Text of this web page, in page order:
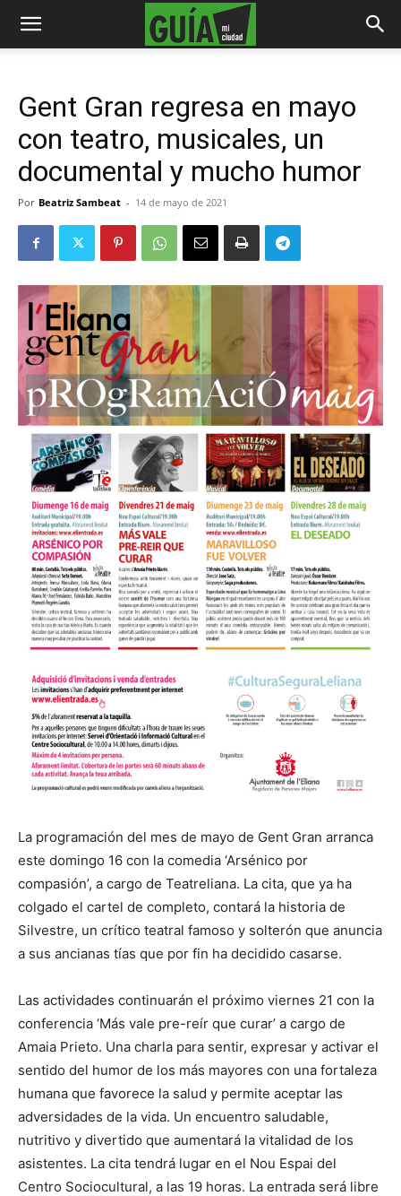
Gent Gran regresa en mayo
con teatro, musicales, un
documental y mucho humor
Por Beatriz Sambeat - 14 de mayo de 2021
La programación del mes de mayo de Gent Gran arranca
este domingo 16 con la comedia ‘Arsénico por
compasión’, a cargo de Teatreliana. La cita, que ya ha
colgado el cartel de completo, contará la historia de
Silvestre, un crítico teatral famoso y solterón que anuncia
a sus ancianas tías que por fin ha decidido casarse.
Las actividades continuarán el próximo viernes 21 con la
conferencia ‘Más vale pre-reír que curar’ a cargo de
Amaia Prieto. Una charla para sentir, expresar y activar el
sentido del humor de los más mayores con una fortaleza
humana que favorece la salud y permite aceptar las
adversidades de la vida. Un encuentro saludable,
nutritivo y divertido que aumentará la vitalidad de los
asistentes. La cita tendrá lugar en el Nou Espai del
Centro Sociocultural, a las 19 horas. La entrada será libre